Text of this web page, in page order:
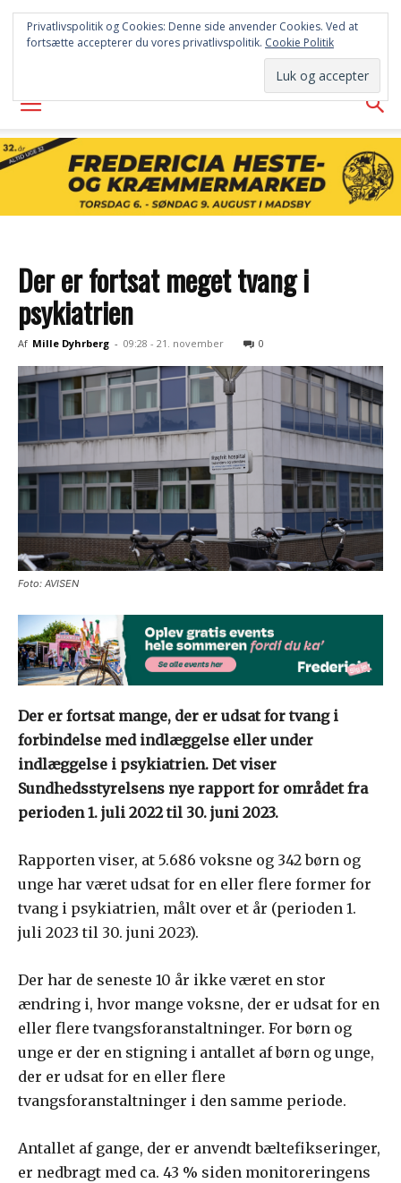
FREDERICIA
AVISEN
Der er fortsat meget tvang i
psykiatrien
Af Mille Dyhrberg - 09:28 - 21. november 0
Foto: AVISEN
Der er fortsat mange, der er udsat for tvang i
forbindelse med indlæggelse eller under
indlæggelse i psykiatrien. Det viser
Sundhedsstyrelsens nye rapport for området fra
perioden 1. juli 2022 til 30. juni 2023.
Rapporten viser, at 5.686 voksne og 342 børn og
unge har været udsat for en eller flere former for
tvang i psykiatrien, målt over et år (perioden 1.
juli 2023 til 30. juni 2023).
Der har de seneste 10 år ikke været en stor
ændring i, hvor mange voksne, der er udsat for en
eller flere tvangsforanstaltninger. For børn og
unge er der en stigning i antallet af børn og unge,
der er udsat for en eller flere
tvangsforanstaltninger i den samme periode.
Antallet af gange, der er anvendt bæltefikseringer,
er nedbragt med ca. 43 % siden monitoreringens
Privatlivspolitik og Cookies: Denne side anvender Cookies. Ved at
fortsætte accepterer du vores privatlivspolitik. Cookie Politik